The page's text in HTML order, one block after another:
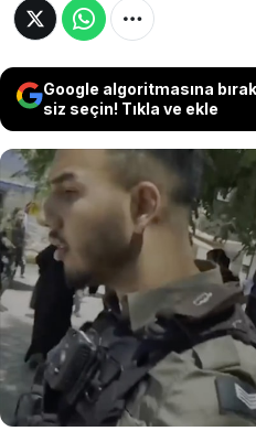
Google algoritmasına
siz seçin! Tıkla ve ekle
İsrail'in
6 kişinin